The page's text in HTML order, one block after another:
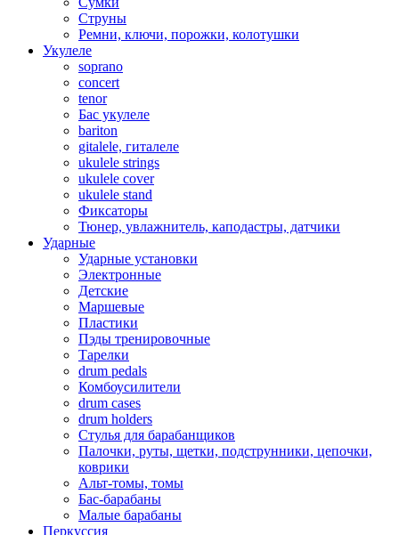
Струны
Ремни, ключи, порожки, колотушки
Укулеле
soprano
concert
tenor
Бас укулеле
bariton
gitalele, гиталеле
ukulele strings
ukulele cover
ukulele stand
Фиксаторы
Тюнер, увлажнитель, каподастры, датчики
Ударные
Ударные установки
Электронные
Детские
Маршевые
Пластики
Пэды тренировочные
Тарелки
drum pedals
Комбоусилители
drum cases
drum holders
Стулья для барабанщиков
Палочки, руты, щетки, подструнники, цепочки,
коврики
Альт-томы, томы
Бас-барабаны
Малые барабаны
Перкуссия